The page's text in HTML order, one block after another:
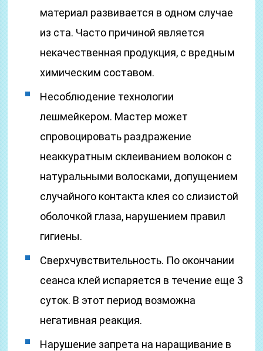
материал развивается в одном случае
из ста. Часто причиной является
некачественная продукция, с вредным
химическим составом.
Несоблюдение технологии
лешмейкером. Мастер может
спровоцировать раздражение
неаккуратным склеиванием волокон с
натуральными волосками, допущением
случайного контакта клея со слизистой
оболочкой глаза, нарушением правил
гигиены.
Сверхчувствительность. По окончании
сеанса клей испаряется в течение еще 3
суток. В этот период возможна
негативная реакция.
Нарушение запрета на наращивание в